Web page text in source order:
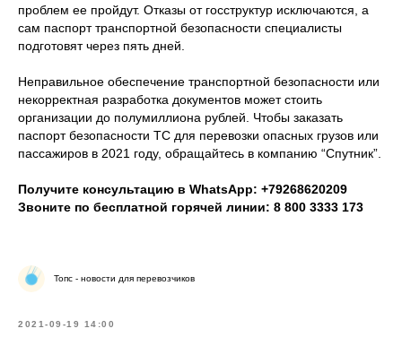
проблем ее пройдут. Отказы от госструктур исключаются, а
сам паспорт транспортной безопасности специалисты
подготовят через пять дней.
Неправильное обеспечение транспортной безопасности или
некорректная разработка документов может стоить
организации до полумиллиона рублей. Чтобы заказать
паспорт безопасности ТС для перевозки опасных грузов или
пассажиров в 2021 году, обращайтесь в компанию “Спутник”.
Получите консультацию в WhatsApp: +79268620209
Звоните по бесплатной горячей линии: 8 800 3333 173
Топс - новости для перевозчиков
2021-09-19 14:00